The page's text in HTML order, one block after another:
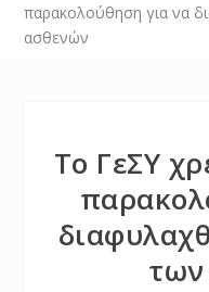
παρακολούθηση για να
ασθενών
Το ΓεΣΥ